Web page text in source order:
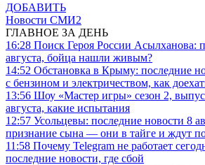
ДОБАВИТЬ
Новости СМИ2
ГЛАВНОЕ ЗА ДЕНЬ
16:28 Поиск Героя России Асылханова:
августа, бойца нашли живым?
14:52 Обстановка в Крыму: последние
с бензином и электричеством, как
13:56 Шоу «Мастер игры» сезон 2,
августа, какие испытания
12:57 Усольцевы: последние новости 8
признание сына — они в тайге и ждут
11:58 Почему Telegram не работает
последние новости, где сбой